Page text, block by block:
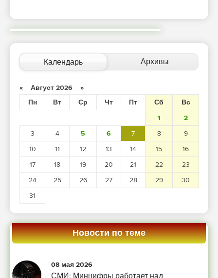
Календарь Архивы
« Август 2026 »
Пн
Вт Ср Чт Пт Сб
Вс
1
2
3
4 5 6 7 8
9
10
11 12 13 14 15
16
17
18 19 20 21 22
23
24
25 26 27 28 29
30
31
Новости по теме
08 мая 2026
СМИ: Минцифры работает над